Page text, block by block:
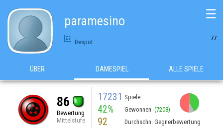
paramesino
Despot
77
☰
ÜBER DAMESPIEL ALLE SPIELE
86
Bewertung
Mittelstufe
17231 Spiele
42% Gewonnen (7208)
92 Durchschn. Gegnerbewertung